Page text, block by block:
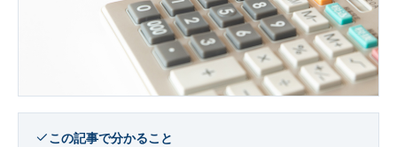
この記事で分かること